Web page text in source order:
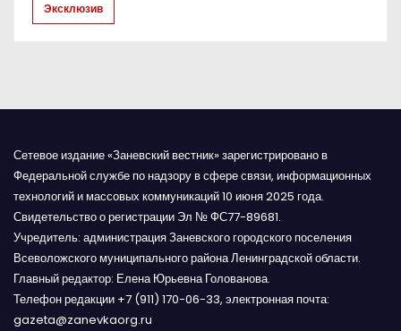
Эксклюзив
Сетевое издание «Заневский вестник» зарегистрировано в
Федеральной службе по надзору в сфере связи, информационных
технологий и массовых коммуникаций 10 июня 2025 года.
Свидетельство о регистрации Эл № ФС77-89681.
Учредитель: администрация Заневского городского поселения
Всеволожского муниципального района Ленинградской области.
Главный редактор: Елена Юрьевна Голованова.
Телефон редакции +7 (911) 170-06-33, электронная почта:
gazeta@zanevkaorg.ru